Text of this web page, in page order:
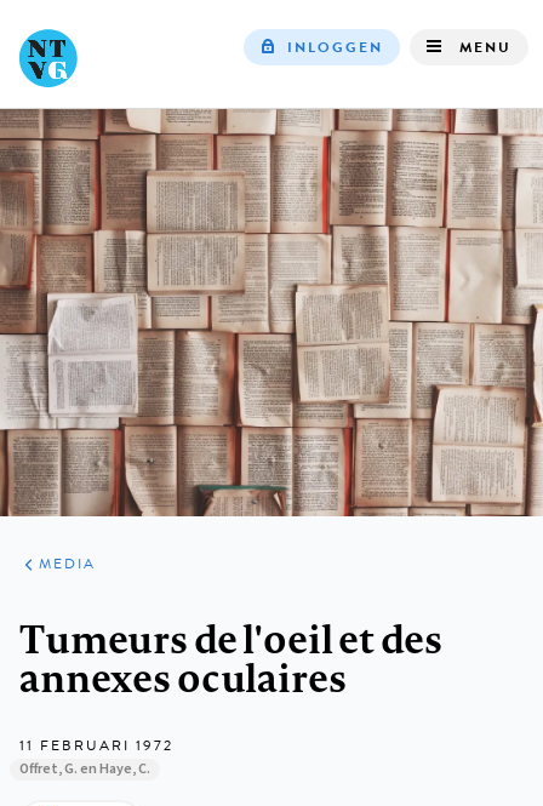
navigation
INLOGGEN MENU
ARTIKELEN
VARIA
MEDIA
Tumeurs de l'oeil et des
annexes oculaires
11 FEBRUARI 1972
Offret, G. en Haye, C.